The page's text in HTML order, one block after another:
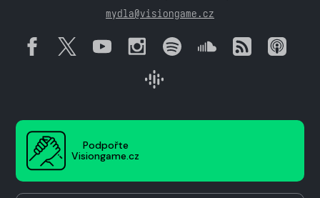
mydla@visiongame.cz
Podpořte
Visiongame.cz